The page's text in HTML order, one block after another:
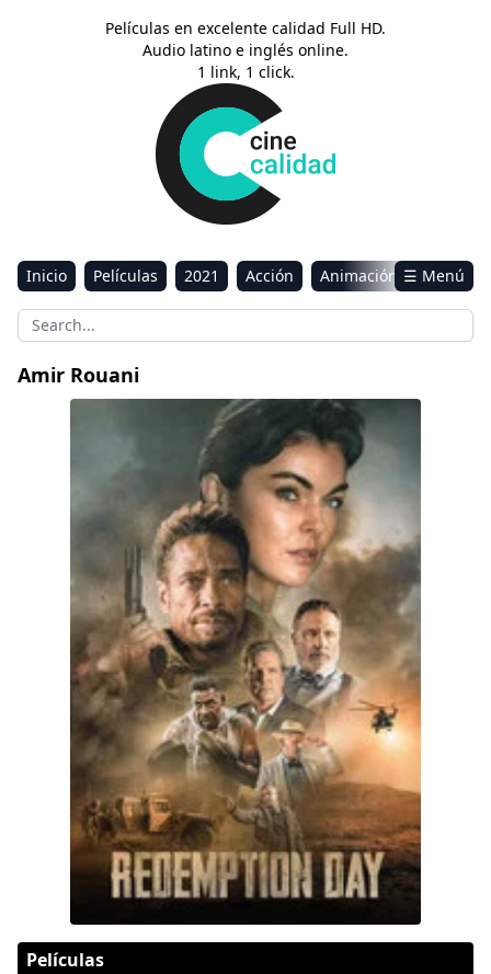
Películas en excelente calidad Full HD.
Audio latino e inglés online.
1 link, 1 click.
Inicio Películas 2021 Acción
Animación
Aventura
Ciencia ficción Comedia
Drama
Sci-Fi & Fantasy
☰ Menú
Amir Rouani
Películas